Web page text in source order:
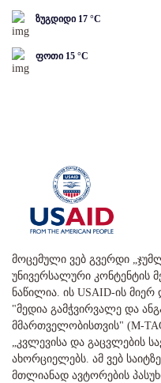
ზუგდიდი 17 °C
ფოთი 15 °C
მოცემული ვებ გვერდი
უნივერსალური კონტენტის
ნაწილია. ის USAID-ის
"მედია გამჭვირვალე და
მმართველობისთვის" (M-
„კვლევისა და გაცვლების
ახორციელებს. ამ ვებ
მთლიანად ავტორების